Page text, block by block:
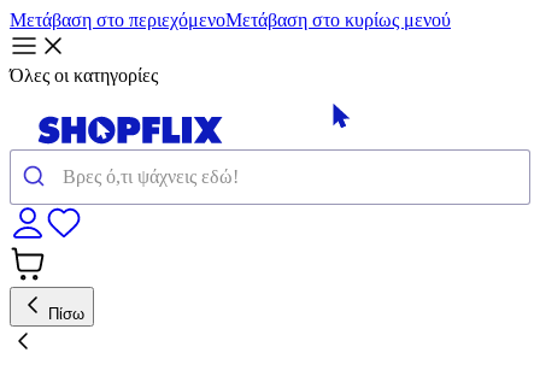
Μετάβαση στο περιεχόμενοΜετάβαση στο κυρίως μενού
Όλες οι κατηγορίες
Πίσω